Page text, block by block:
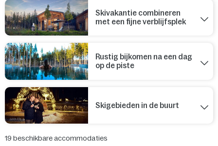
Skivakantie combineren
met een fijne verblijfsplek
Rustig bijkomen na een dag
op de piste
Skigebieden in de buurt
19 beschikbare accommodaties